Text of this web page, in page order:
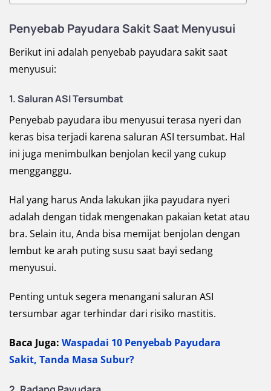
Penyebab Payudara Sakit Saat Menyusui
Berikut ini adalah penyebab payudara sakit saat
menyusui:
1. Saluran ASI Tersumbat
Penyebab payudara ibu menyusui terasa nyeri dan
keras bisa terjadi karena saluran ASI tersumbat. Hal
ini juga menimbulkan benjolan kecil yang cukup
mengganggu.
Hal yang harus Anda lakukan jika payudara nyeri
adalah dengan tidak mengenakan pakaian ketat atau
bra. Selain itu, Anda bisa memijat benjolan dengan
lembut ke arah puting susu saat bayi sedang
menyusui.
Penting untuk segera menangani saluran ASI
tersumbar agar terhindar dari risiko mastitis.
Baca Juga: Waspadai 10 Penyebab Payudara
Sakit, Tanda Masa Subur?